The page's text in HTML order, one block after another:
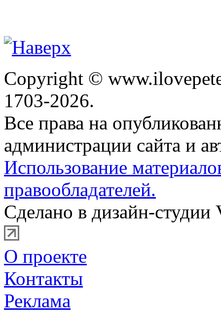
Copyright ©
1703-2026.
Все права на
администрации сайта и
Использование
правообладателей.
Сделано в дизайн-студии
О проекте
Контакты
Реклама